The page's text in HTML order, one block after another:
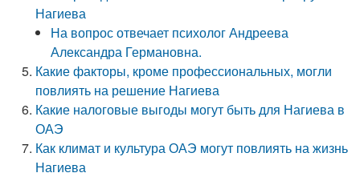
Нагиева
На вопрос отвечает психолог Андреева
Александра Германовна.
Какие факторы, кроме профессиональных, могли
повлиять на решение Нагиева
Какие налоговые выгоды могут быть для Нагиева в
ОАЭ
Как климат и культура ОАЭ могут повлиять на жизнь
Нагиева